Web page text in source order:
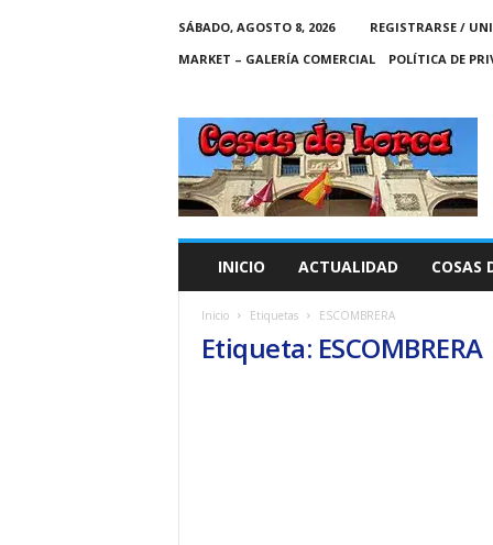
SÁBADO, AGOSTO 8, 2026
REGISTRARSE /
MARKET – GALERÍA COMERCIAL
POLÍTICA DE
C
A
S
INICIO ACTUALIDAD COSAS
Inicio Etiquetas ESCOMBRERA
Etiqueta: ESCOMBRERA